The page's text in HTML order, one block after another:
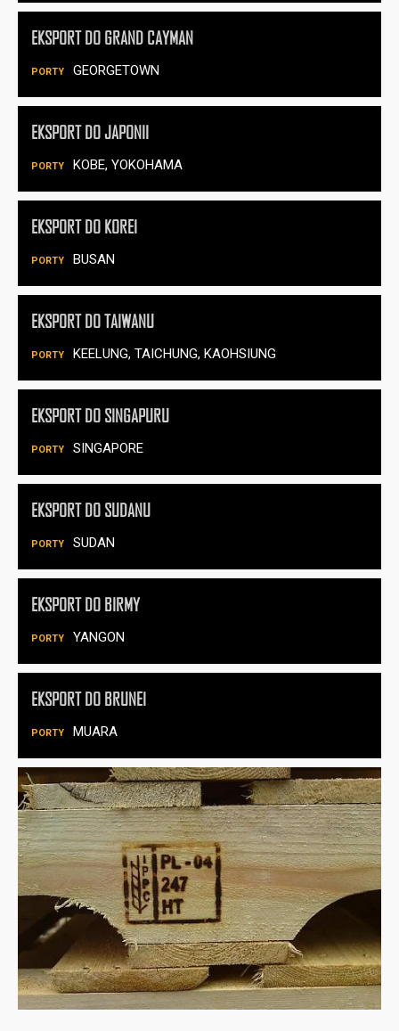
EKSPORT DO GRAND CAYMAN
GEORGETOWN
EKSPORT DO JAPONII
KOBE, YOKOHAMA
EKSPORT DO KOREI
BUSAN
EKSPORT DO TAIWANU
KEELUNG, TAICHUNG, KAOHSIUNG
EKSPORT DO SINGAPURU
SINGAPORE
EKSPORT DO SUDANU
SUDAN
EKSPORT DO BIRMY
YANGON
EKSPORT DO BRUNEI
MUARA